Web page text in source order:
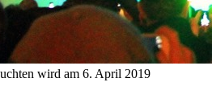
wird am 6. April 2019